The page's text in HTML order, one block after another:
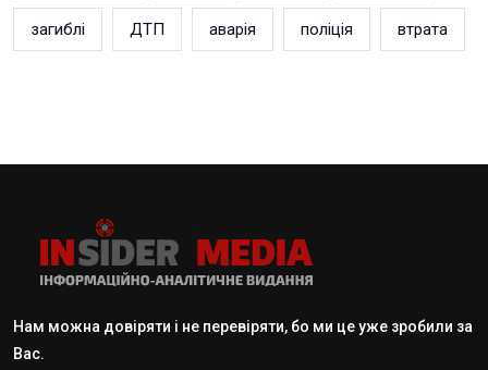
загиблі ДТП аварія поліція втрата
Нам можна довіряти і не перевіряти, бо ми це уже зробили за
Вас.